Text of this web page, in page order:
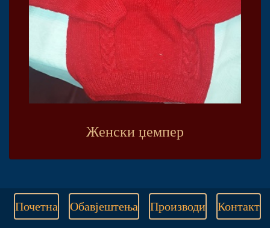
Женски џемпер
Почетна Обавјештења Производи Контакт